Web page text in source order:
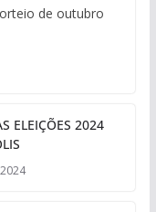
de outubro
ELEIÇÕES 2024